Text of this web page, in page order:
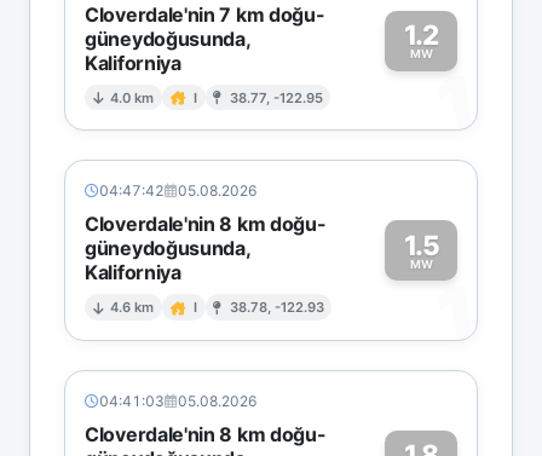
Cloverdale'nin 7 km doğu-
güneydoğusunda,
Kaliforniya
4.0 km I 38.77, -122.95
1.2
MW
1
04:47:42 05.08.2026
Cloverdale'nin 8 km doğu-
güneydoğusunda,
Kaliforniya
4.6 km I 38.78, -122.93
1.5
MW
1
04:41:03 05.08.2026
Cloverdale'nin 8 km doğu-